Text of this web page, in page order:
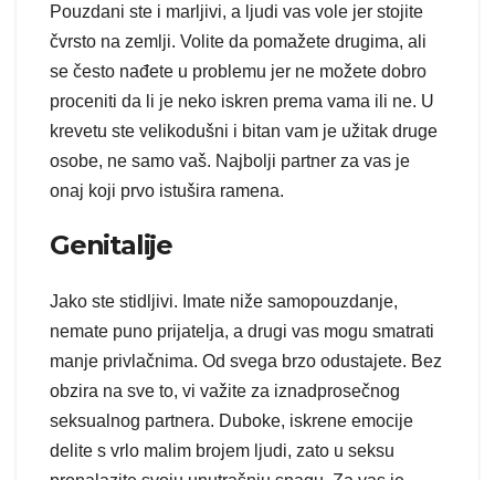
Pouzdani ste i marljivi, a ljudi vas vole jer stojite
čvrsto na zemlji. Volite da pomažete drugima, ali
se često nađete u problemu jer ne možete dobro
proceniti da li je neko iskren prema vama ili ne. U
krevetu ste velikodušni i bitan vam je užitak druge
osobe, ne samo vaš. Najbolji partner za vas je
onaj koji prvo istušira ramena.
Genitalije
Jako ste stidljivi. Imate niže samopouzdanje,
nemate puno prijatelja, a drugi vas mogu smatrati
manje privlačnima. Od svega brzo odustajete. Bez
obzira na sve to, vi važite za iznadprosečnog
seksualnog partnera. Duboke, iskrene emocije
delite s vrlo malim brojem ljudi, zato u seksu